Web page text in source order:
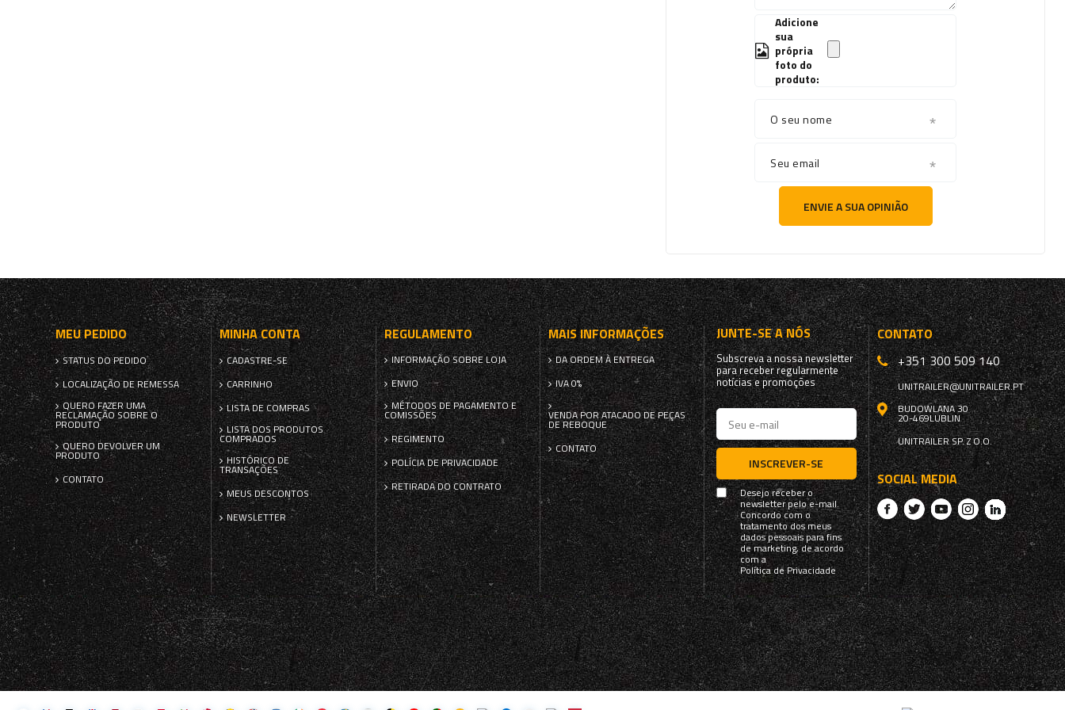
Adicione
sua
própria
foto do
produto:
O seu nome
Seu email
ENVIE A SUA OPINIÃO
MEU PEDIDO
STATUS DO PEDIDO
LOCALIZAÇÃO DE REMESSA
QUERO FAZER UMA
RECLAMAÇÃO SOBRE O
PRODUTO
QUERO DEVOLVER UM
PRODUTO
CONTATO
MINHA CONTA
CADASTRE-SE
CARRINHO
LISTA DE COMPRAS
LISTA DOS PRODUTOS
COMPRADOS
HISTÓRICO DE
TRANSAÇÕES
MEUS DESCONTOS
NEWSLETTER
REGULAMENTO
INFORMAÇÃO SOBRE LOJA
ENVIO
MÉTODOS DE PAGAMENTO E
COMISSÕES
REGIMENTO
POLÍCIA DE PRIVACIDADE
RETIRADA DO CONTRATO
MAIS INFORMAÇÕES
DA ORDEM À ENTREGA
IVA 0%
VENDA POR ATACADO DE PEÇAS
DE REBOQUE
CONTATO
JUNTE-SE A NÓS
Subscreva a nossa newsletter
para receber regularmente
notícias e promoções
INSCREVER-SE
Desejo receber o
newsletter pelo e-mail.
Concordo com o
tratamento dos meus
dados pessoais para fins
de marketing, de acordo
com a
Política de Privacidade
CONTATO
+351 300 509 140
UNITRAILER@UNITRAILER.PT
BUDOWLANA 30
20-469LUBLIN
UNITRAILER SP. Z O.O.
SOCIAL MEDIA